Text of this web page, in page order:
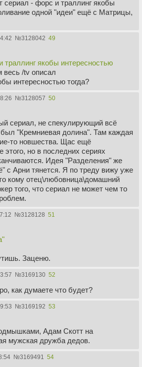
сериал - форс и траллинг якобы
одной "идеи" ещё с Матрицы,
№3128042 49
траллинг якобы интересностью
/tv описал
интересностью тогда?
№3128057 50
сериал, не спекулирующий всё
"Кремниевая долина". Там каждая
то новшества. Щас ещё
этого, но в последних сериях
Идея "Разделения" же
с Арни тянется. Я по треду вижу уже
кому отец\любовница\домашний
того, что сериал не может чем то
№3128128 51
Заценю.
№3169130 52
как думаете что будет?
№3169192 53
Адам Скотт на
мужская дружба дедов.
№3169491 54